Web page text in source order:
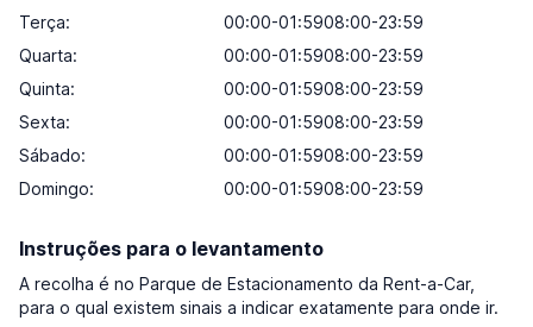
Terça:
00:00-01:5908:00-23:59
Quarta:
00:00-01:5908:00-23:59
Quinta:
00:00-01:5908:00-23:59
Sexta:
00:00-01:5908:00-23:59
Sábado:
00:00-01:5908:00-23:59
Domingo: 00:00-01:5908:00-23:59
Instruções para o levantamento
A recolha é no Parque de Estacionamento da Rent-a-Car,
para o qual existem sinais a indicar exatamente para onde ir.